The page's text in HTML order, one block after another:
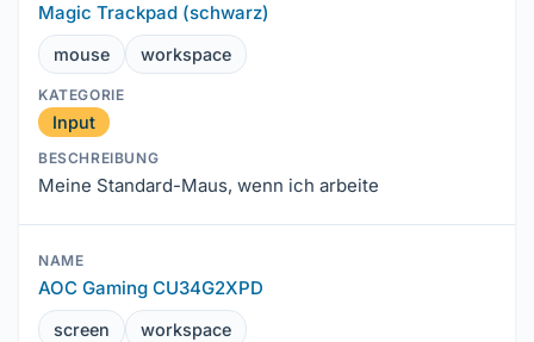
Magic Trackpad (schwarz)
mouse workspace
Input
Meine Standard-Maus, wenn ich arbeite
AOC Gaming CU34G2XPD
screen workspace